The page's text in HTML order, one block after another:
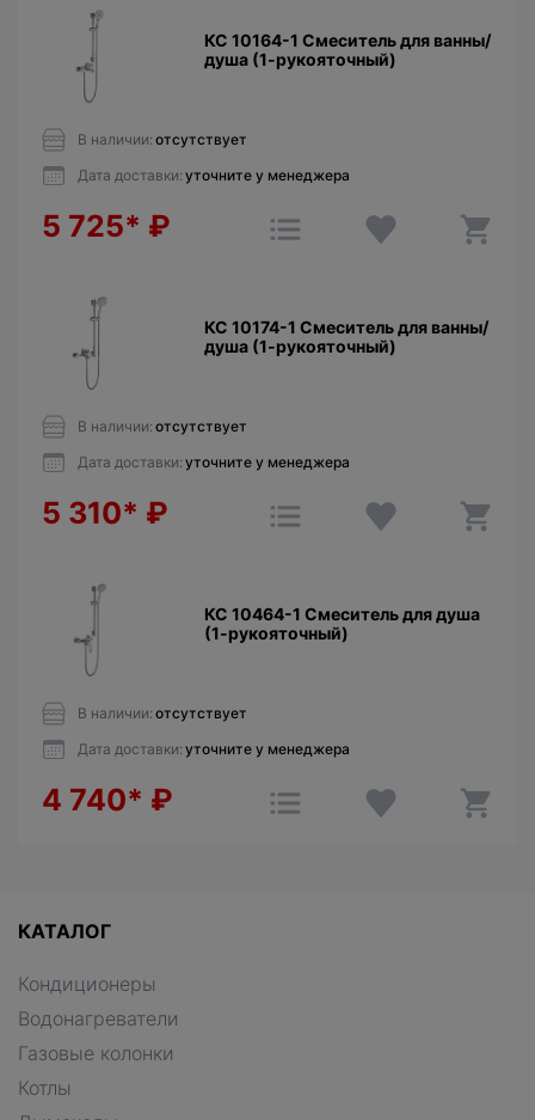
КС 10164-1 Смеситель для ванны/
душа (1-рукояточный)
В наличии: отсутствует
Дата доставки: уточните у менеджера
5 725* ₽
КС 10174-1 Смеситель для ванны/
душа (1-рукояточный)
В наличии: отсутствует
Дата доставки: уточните у менеджера
5 310* ₽
КС 10464-1 Смеситель для душа
(1-рукояточный)
В наличии: отсутствует
Дата доставки: уточните у менеджера
4 740* ₽
КАТАЛОГ
Кондиционеры
Водонагреватели
Газовые колонки
Котлы